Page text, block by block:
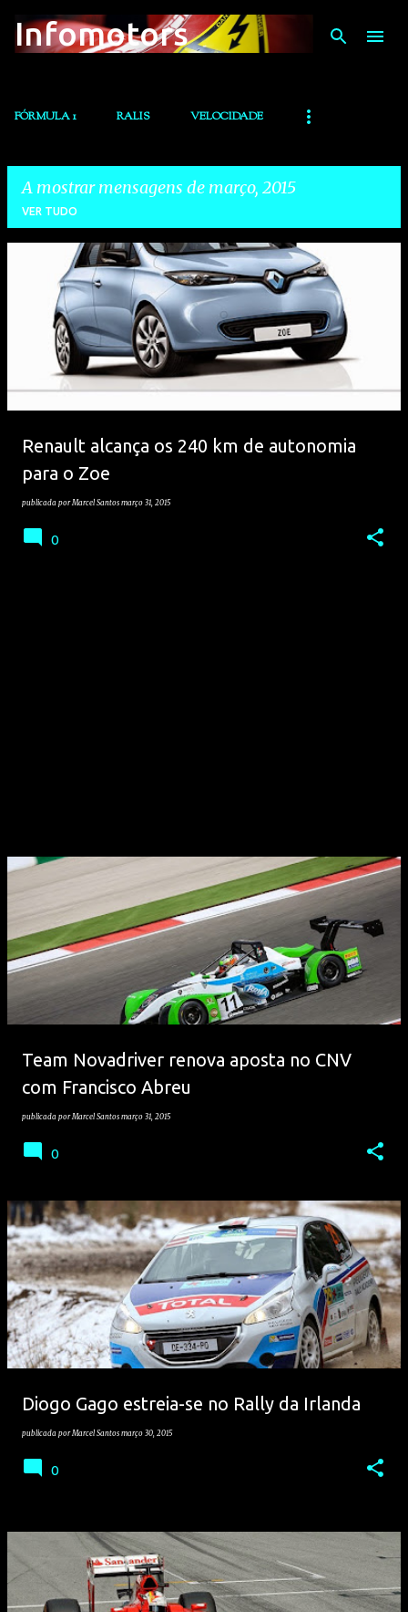
Avançar para o conteúdo principal
Infomotors
FÓRMULA 1 RALIS VELOCIDADE
A mostrar mensagens de março, 2015
VER TUDO
g
Renault alcança os 240 km de autonomia
para o Zoe
publicada porMarcel Santos março 31, 2015
0
Team Novadriver renova aposta no CNV
com Francisco Abreu
publicada porMarcel Santos março 31, 2015
0
Diogo Gago estreia-se no Rally da Irlanda
publicada porMarcel Santos março 30, 2015
0